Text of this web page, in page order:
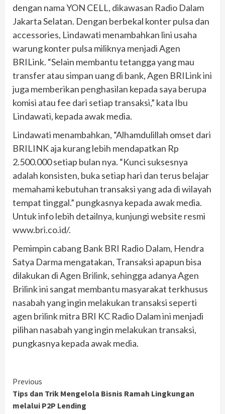
dengan nama YON CELL, dikawasan Radio Dalam
Jakarta Selatan. Dengan berbekal konter pulsa dan
accessories, Lindawati menambahkan lini usaha
warung konter pulsa miliknya menjadi Agen
BRILink. “Selain membantu tetangga yang mau
transfer atau simpan uang di bank, Agen BRILink ini
juga memberikan penghasilan kepada saya berupa
komisi atau fee dari setiap transaksi,” kata Ibu
Lindawati, kepada awak media.
Lindawati menambahkan, “Alhamdulillah omset dari
BRILINK aja kurang lebih mendapatkan Rp
2.500.000 setiap bulan nya. “Kunci suksesnya
adalah konsisten, buka setiap hari dan terus belajar
memahami kebutuhan transaksi yang ada di wilayah
tempat tinggal.” pungkasnya kepada awak media.
Untuk info lebih detailnya, kunjungi website resmi
www.bri.co.id/.
Pemimpin cabang Bank BRI Radio Dalam, Hendra
Satya Darma mengatakan, Transaksi apapun bisa
dilakukan di Agen Brilink, sehingga adanya Agen
Brilink ini sangat membantu masyarakat terkhusus
nasabah yang ingin melakukan transaksi seperti
agen brilink mitra BRI KC Radio Dalam ini menjadi
pilihan nasabah yang ingin melakukan transaksi,
pungkasnya kepada awak media.
Continue
Reading
Previous
⁠Tips dan Trik Mengelola Bisnis Ramah Lingkungan
melalui P2P Lending